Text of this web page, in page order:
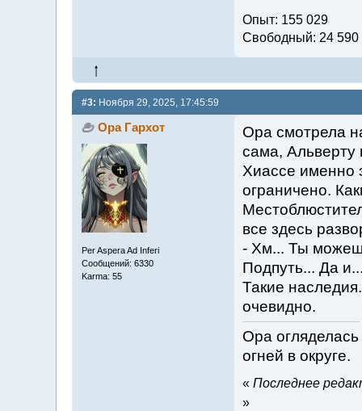
Опыт: 155 029
Свободный: 24 590
#3: Ноября 29, 2025, 17:45:59
Ора Гархот
Per Aspera Ad Inferi
Сообщений: 6330
Karma: 55
Ора смотрела
сама, Альверту
Хиассе именно
ограничено.
все здесь
- Хм... Ты
Подпуть... Да
Такие
очевидно.
Ора
огней в округе.
« Последнее
»